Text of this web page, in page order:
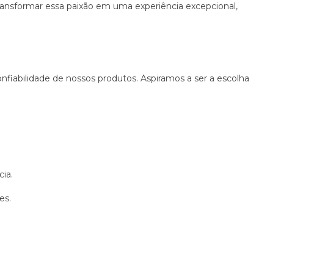
essa paixão em uma experiência excepcional,
de nossos produtos. Aspiramos a ser a escolha